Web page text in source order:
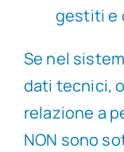
gestiti e
Se nel
dati tecnici,
relazione a
NON sono